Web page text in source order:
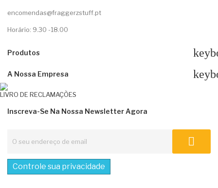
encomendas@fraggerzstuff.pt
Horário: 9.30 -18.00
Produtos
A Nossa Empresa
LIVRO DE RECLAMAÇÕES
Inscreva-Se Na Nossa Newsletter Agora
Controle sua privacidade